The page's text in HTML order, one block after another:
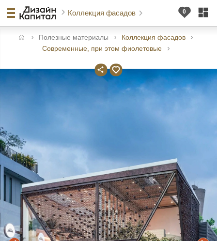
Коллекция фасадов
Полезные материалы
Коллекция фасадов
Современные, при этом фиолетовые